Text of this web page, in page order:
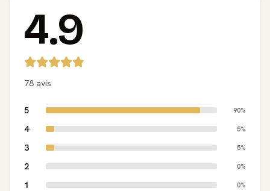
4.9
78 avis
5 90%
4 5%
3 5%
2 0%
1 0%